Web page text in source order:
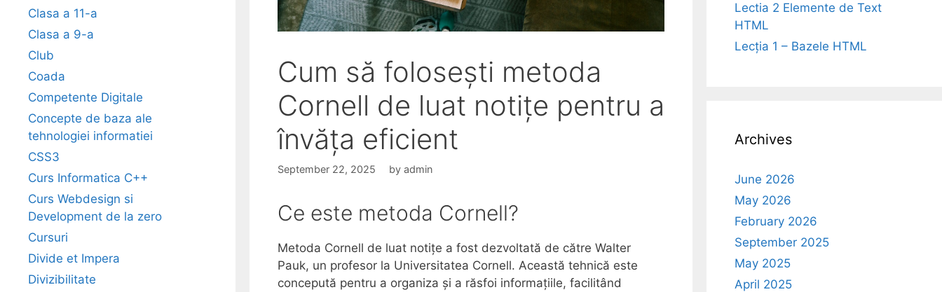
Cum să folosești metoda
Cornell de luat notițe pentru a
învăța eficient
September 22, 2025 by admin
Ce este metoda Cornell?
Metoda Cornell de luat notițe a fost dezvoltată de către Walter
Pauk, un profesor la Universitatea Cornell. Această tehnică este
concepută pentru a organiza și a răsfoi informațiile, facilitând
Clasa a 11-a
Clasa a 9-a
Club
Coada
Competente Digitale
Concepte de baza ale
tehnologiei informatiei
CSS3
Curs Informatica C++
Curs Webdesign si
Development de la zero
Cursuri
Divide et Impera
Divizibilitate
Lectia 2 Elemente de Text
HTML
Lecția 1 – Bazele HTML
Archives
June 2026
May 2026
February 2026
September 2025
May 2025
April 2025